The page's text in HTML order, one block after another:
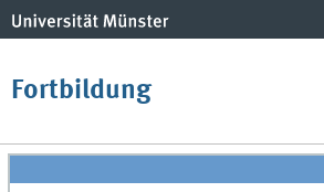
Fortbildung